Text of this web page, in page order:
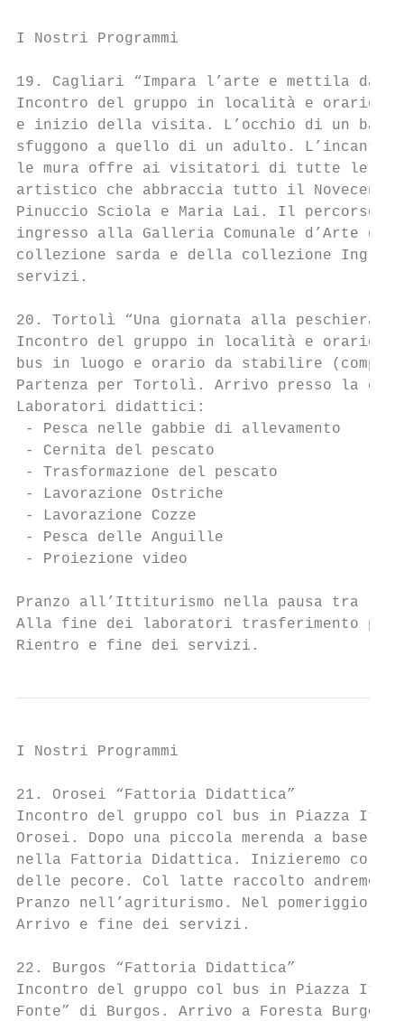
I Nostri Programmi
19. Cagliari “Impara l’arte e mettila da
Incontro del gruppo in località e orario
e inizio della visita. L’occhio di un
sfuggono a quello di un adulto.
le mura offre ai visitatori di tutte le età
artistico che abbraccia tutto il
Pinuccio Sciola e Maria Lai. Il percorso
ingresso alla Galleria Comunale d’Arte
collezione sarda e della collezione
servizi.
20. Tortolì “Una giornata alla peschiera”
Incontro del gruppo in località e orario
bus in luogo e orario da stabilire
Partenza per Tortolì. Arrivo presso la
Laboratori didattici:
- Pesca nelle gabbie di allevamento
- Cernita del pescato
- Trasformazione del pescato
- Lavorazione Ostriche
- Lavorazione Cozze
- Pesca delle Anguille
- Proiezione video
Pranzo all’Ittiturismo nella pausa tra le
Alla fine dei laboratori trasferimento per
Rientro e fine dei servizi.
I Nostri Programmi
21. Orosei “Fattoria Didattica”
Incontro del gruppo col bus in Piazza
Orosei. Dopo una piccola merenda a
nella Fattoria Didattica. Inizieremo col
delle pecore. Col latte raccolto andremo
Pranzo nell’agriturismo. Nel pomeriggio
Arrivo e fine dei servizi.
22. Burgos “Fattoria Didattica”
Incontro del gruppo col bus in Piazza
Fonte” di Burgos. Arrivo a Foresta